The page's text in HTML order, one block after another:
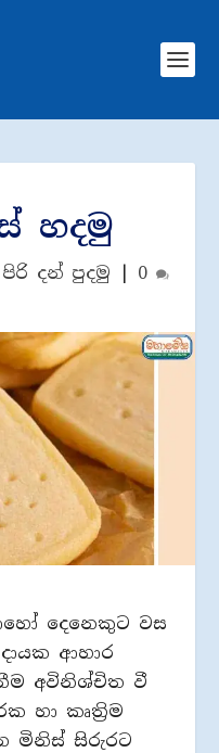
හදමු
දන් පුදමු 0
දෙනෙකුට වස
ආහාර
අවිනිශ්චිත වී
හා කෘත්‍රිම
මිනිස් සිරුරට